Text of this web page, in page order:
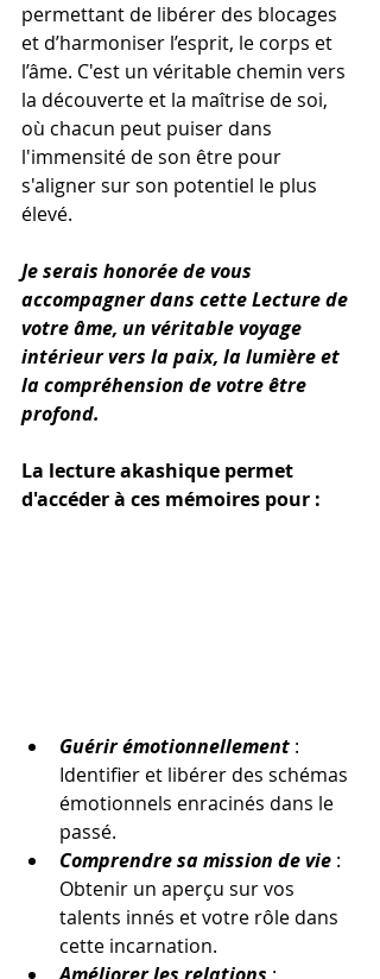
permettant de libérer des blocages
et d’harmoniser l’esprit, le corps et
l’âme. C'est un véritable chemin vers
la découverte et la maîtrise de soi,
où chacun peut puiser dans
l'immensité de son être pour
s'aligner sur son potentiel le plus
élevé.
Je serais honorée de vous
accompagner dans cette Lecture de
votre âme, un véritable voyage
intérieur vers la paix, la lumière et
la compréhension de votre être
profond.
La lecture akashique permet
d'accéder à ces mémoires pour :
Guérir émotionnellement :
Identifier et libérer des schémas
émotionnels enracinés dans le
passé.
Comprendre sa mission de vie :
Obtenir un aperçu sur vos
talents innés et votre rôle dans
cette incarnation.
Améliorer les relations :